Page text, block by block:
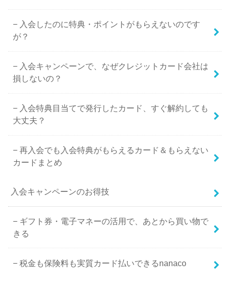
入会したのに特典・ポイントがもらえないのです
が？
入会キャンペーンで、なぜクレジットカード会社は
損しないの？
入会特典目当てで発行したカード、すぐ解約しても
大丈夫？
再入会でも入会特典がもらえるカード＆もらえない
カードまとめ
入会キャンペーンのお得技
ギフト券・電子マネーの活用で、あとから買い物で
きる
税金も保険料も実質カード払いできるnanaco